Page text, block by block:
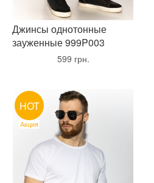
Джинсы однотонные
зауженные 999P003
599 грн.
HOT
Акция